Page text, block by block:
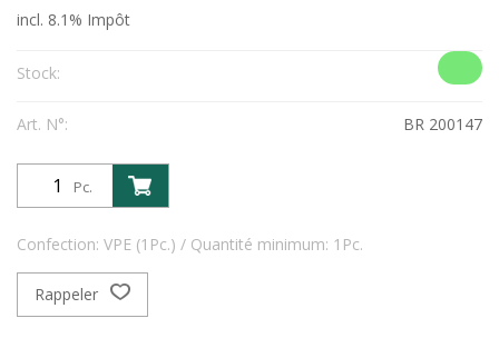
incl. 8.1% Impôt
Stock:
Art. N°: BR 200147
Pc.
Confection: VPE (1Pc.) / Quantité minimum: 1Pc.
Rappeler